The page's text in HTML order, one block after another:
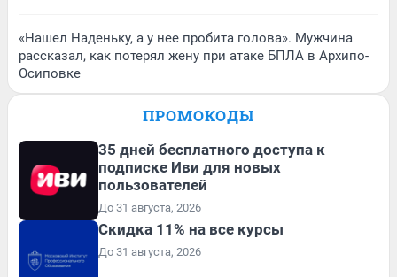
«Нашел Наденьку, а у нее пробита голова». Мужчина
рассказал, как потерял жену при атаке БПЛА в Архипо-
Осиповке
ПРОМОКОДЫ
35 дней бесплатного доступа к
подписке Иви для новых
пользователей
До 31 августа, 2026
Скидка 11% на все курсы
До 31 августа, 2026